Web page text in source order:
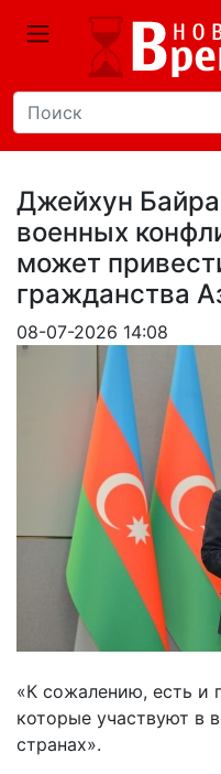
Джейхун
военных
может
гражданства
08-07-2026 14:08
«К сожалению, есть и
которые участвуют в
странах».